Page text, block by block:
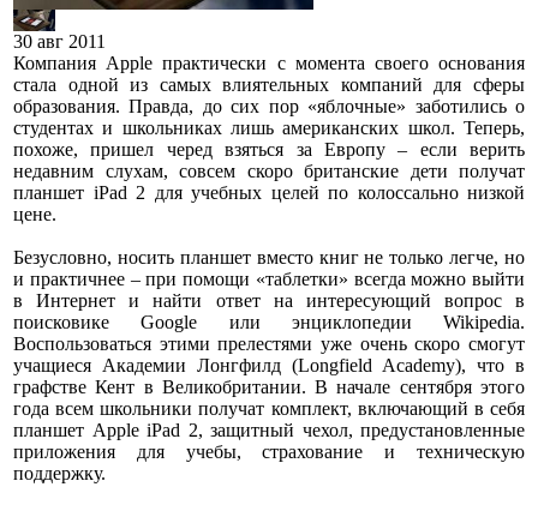
30 авг 2011
Компания Apple практически с момента своего основания
стала одной из самых влиятельных компаний для сферы
образования. Правда, до сих пор «яблочные» заботились о
студентах и школьниках лишь американских школ. Теперь,
похоже, пришел черед взяться за Европу – если верить
недавним слухам, совсем скоро британские дети получат
планшет iPad 2 для учебных целей по колоссально низкой
цене.
Безусловно, носить планшет вместо книг не только легче, но
и практичнее – при помощи «таблетки» всегда можно выйти
в Интернет и найти ответ на интересующий вопрос в
поисковике Google или энциклопедии Wikipedia.
Воспользоваться этими прелестями уже очень скоро смогут
учащиеся Академии Лонгфилд (Longfield Academy), что в
графстве Кент в Великобритании. В начале сентября этого
года всем школьники получат комплект, включающий в себя
планшет Apple iPad 2, защитный чехол, предустановленные
приложения для учебы, страхование и техническую
поддержку.